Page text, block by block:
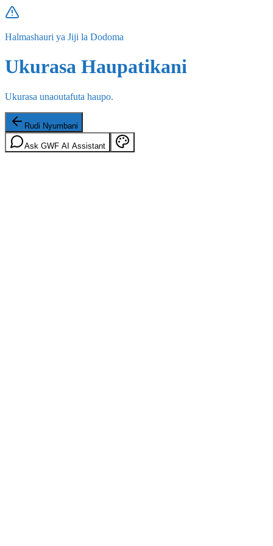
Halmashauri ya Jiji la Dodoma
Ukurasa Haupatikani
Ukurasa unaoutafuta haupo.
Rudi Nyumbani
Ask GWF AI Assistant